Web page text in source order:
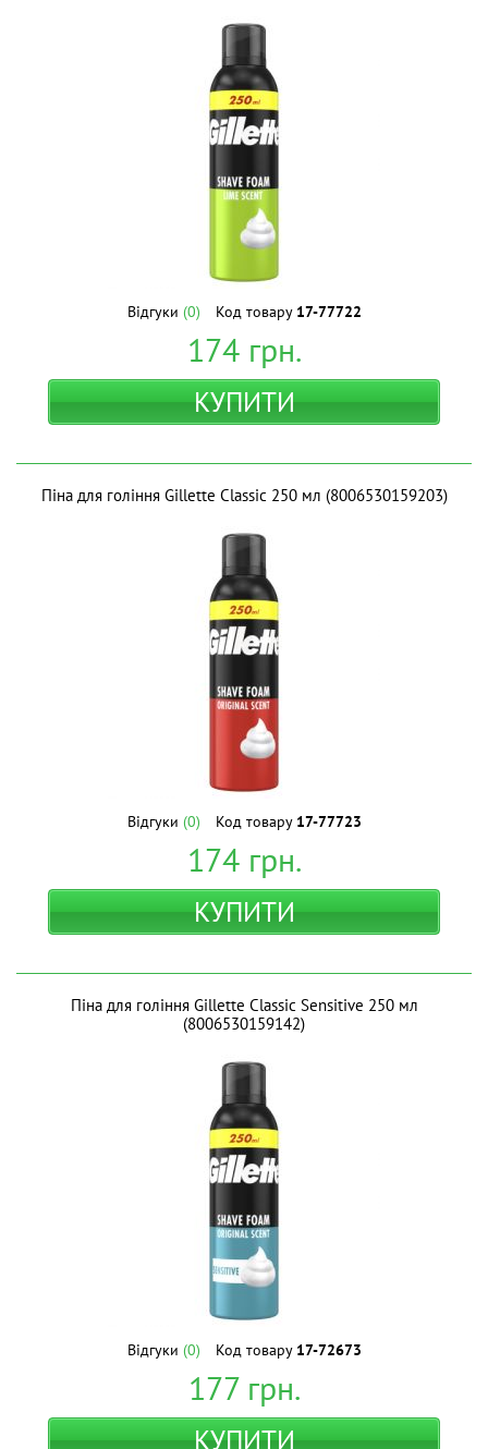
Відгуки (0) Код товару 17-77722
174грн.
КУПИТИ
Піна для гоління Gillette Classic 250 мл (8006530159203)
Відгуки (0) Код товару 17-77723
174грн.
КУПИТИ
Піна для гоління Gillette Classic Sensitive 250 мл
(8006530159142)
Відгуки (0) Код товару 17-72673
177грн.
КУПИТИ